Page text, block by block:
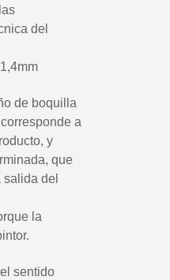
del
de boquilla
a
y
que
del
la
sentido